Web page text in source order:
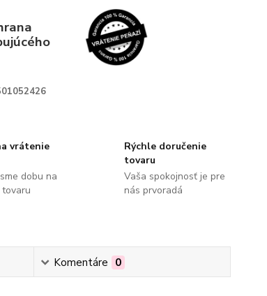
vrátenie
dobu na
Rýchle doručenie
tovaru
Vaša spokojnosť je pre
nás prvoradá
Komentáre 0